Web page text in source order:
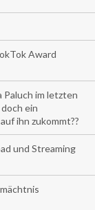
Award
Paluch im letzten
ein
ihn zukommt??
und Streaming